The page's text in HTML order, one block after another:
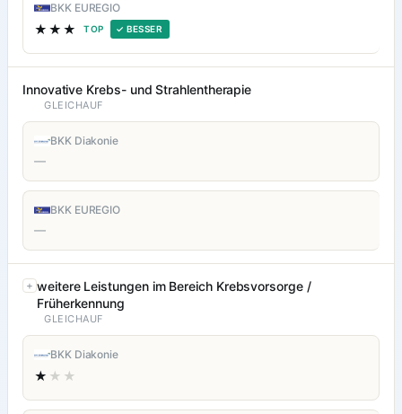
BKK EUREGIO
★★★ TOP ✓ BESSER
Innovative Krebs- und Strahlentherapie
GLEICHAUF
BKK Diakonie
—
BKK EUREGIO
—
weitere Leistungen im Bereich Krebsvorsorge /
Früherkennung
GLEICHAUF
BKK Diakonie
★ ★★